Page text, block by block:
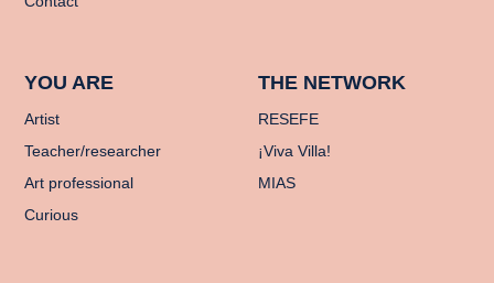
YOU ARE
Artist
Teacher/researcher
Art professional
Curious
THE NETWORK
RESEFE
¡Viva Villa!
MIAS